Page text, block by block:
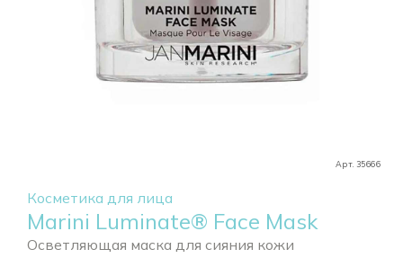
Арт. 35666
Косметика для лица
Marini Luminate® Face Mask
Осветляющая маска для сияния кожи